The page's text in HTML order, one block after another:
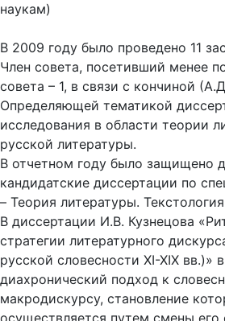
наукам)
В 2009 году было проведено 11
Член совета, посетивший менее
совета – 1, в связи с кончиной
Определяющей тематикой
исследования в области теории
русской литературы.
В отчетном году было защищено
кандидатские диссертации по
– Теория литературы.
В диссертации И.В. Кузнецова
стратегии литературного
русской словесности XI-XIX вв.)»
диахронический подход к
макродискурсу, становление
осуществляется путем смены его